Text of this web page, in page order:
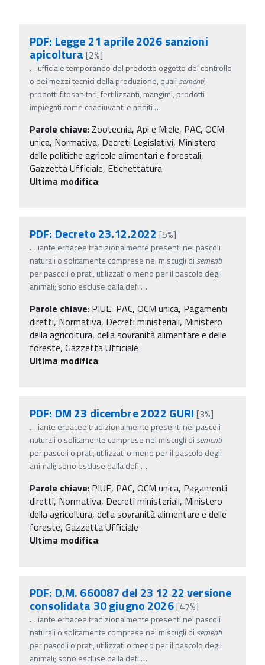
PDF: Legge 21 aprile 2026 sanzioni
apicoltura [2%]
… ufficiale temporaneo del prodotto oggetto del controllo
o dei mezzi tecnici della produzione, quali sementi,
prodotti fitosanitari, fertilizzanti, mangimi, prodotti
impiegati come coadiuvanti e additi …
Parole chiave: Zootecnia, Api e Miele, PAC, OCM
unica, Normativa, Decreti Legislativi, Ministero
delle politiche agricole alimentari e forestali,
Gazzetta Ufficiale, Etichettatura
Ultima modifica:
PDF: Decreto 23.12.2022 [5%]
… iante erbacee tradizionalmente presenti nei pascoli
naturali o solitamente comprese nei miscugli di sementi
per pascoli o prati, utilizzati o meno per il pascolo degli
animali; sono escluse dalla defi …
Parole chiave: PIUE, PAC, OCM unica, Pagamenti
diretti, Normativa, Decreti ministeriali, Ministero
della agricoltura, della sovranità alimentare e delle
foreste, Gazzetta Ufficiale
Ultima modifica:
PDF: DM 23 dicembre 2022 GURI [3%]
… iante erbacee tradizionalmente presenti nei pascoli
naturali o solitamente comprese nei miscugli di sementi
per pascoli o prati, utilizzati o meno per il pascolo degli
animali; sono escluse dalla defi …
Parole chiave: PIUE, PAC, OCM unica, Pagamenti
diretti, Normativa, Decreti ministeriali, Ministero
della agricoltura, della sovranità alimentare e delle
foreste, Gazzetta Ufficiale
Ultima modifica:
PDF: D.M. 660087 del 23 12 22 versione
consolidata 30 giugno 2026[47%]
… iante erbacee tradizionalmente presenti nei pascoli
naturali o solitamente comprese nei miscugli di sementi
per pascoli o prati, utilizzati o meno per il pascolo degli
animali; sono escluse dalla defi …